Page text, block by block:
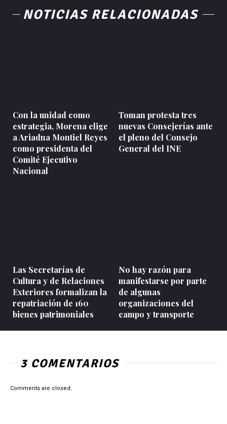
NOTICIAS RELACIONADAS
Con la unidad como
estrategia, Morena elige
a Ariadna Montiel Reyes
como presidenta del
Comité Ejecutivo
Nacional
Toman protesta tres
nuevas Consejerías ante
el pleno del Consejo
General del INE
Las Secretarías de
Cultura y de Relaciones
Exteriores formalizan la
repatriación de 160
bienes patrimoniales
No hay razón para
manifestarse por parte
de algunas
organizaciones del
campo y transporte
3 COMENTARIOS
Comments are closed.